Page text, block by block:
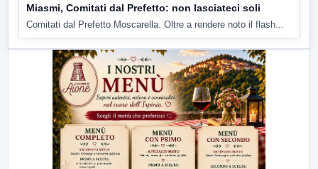
Miasmi, Comitati dal Prefetto: non lasciateci soli
Comitati dal Prefetto Moscarella. Oltre a rendere noto il flash...